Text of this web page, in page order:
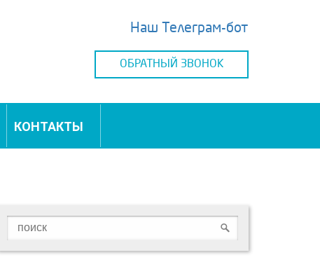
Наш Телеграм-бот
ОБРАТНЫЙ ЗВОНОК
КОНТАКТЫ